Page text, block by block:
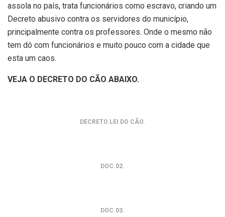
assola no país, trata funcionários como escravo, criando um
Decreto abusivo contra os servidores do município,
principalmente contra os professores. Onde o mesmo não
tem dó com funcionários e muito pouco com a cidade que
esta um caos.
VEJA O DECRETO DO CÃO ABAIXO.
DECRETO LEI DO CÃO.
DOC.02.
DOC.03.